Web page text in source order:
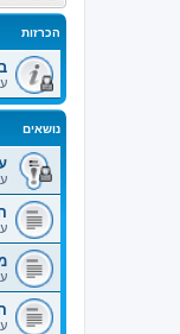
הכרזות
נושאים